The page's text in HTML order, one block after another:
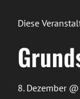
Diese
8. Dezember